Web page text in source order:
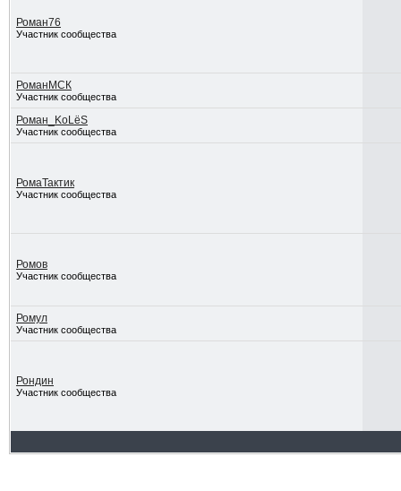
Роман76
Участник сообщества
РоманМСК
Участник сообщества
Роман_KoLёS
Участник сообщества
РомаТактик
Участник сообщества
Ромов
Участник сообщества
Ромул
Участник сообщества
Рондин
Участник сообщества